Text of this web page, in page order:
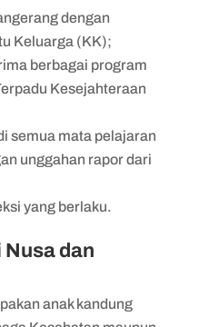
dengan
Keluarga (KK);
berbagai program
Kesejahteraan
semua mata pelajaran
unggahan rapor dari
yang berlaku.
dan
anak kandung